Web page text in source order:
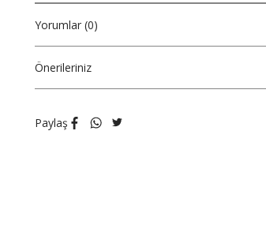
Yorumlar (0)
Önerileriniz
Paylaş